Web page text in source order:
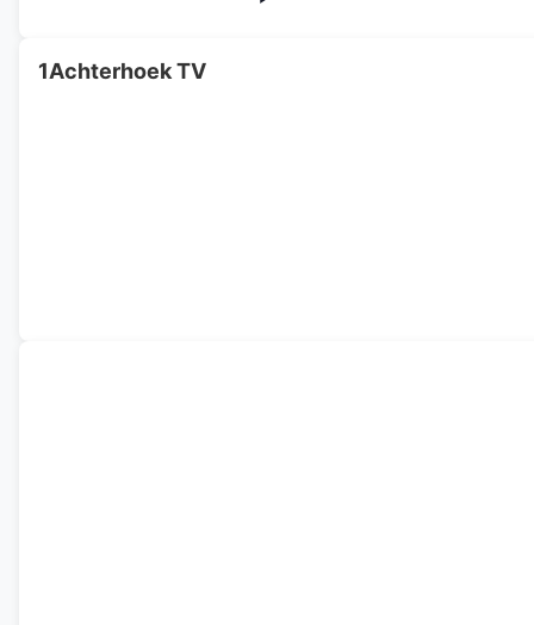
1Achterhoek TV